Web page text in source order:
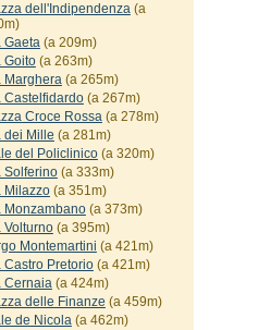
dell'Indipendenza(a
Gaeta(a 209m)
Goito(a 263m)
Marghera(a 265m)
Castelfidardo(a 267m)
Croce Rossa(a 278m)
dei Mille (a 281m)
del Policlinico(a 320m)
Solferino(a 333m)
Milazzo(a 351m)
Monzambano(a 373m)
Volturno(a 395m)
Montemartini (a 421m)
Castro Pretorio(a 421m)
Cernaia(a 424m)
delle Finanze (a 459m)
de Nicola(a 462m)